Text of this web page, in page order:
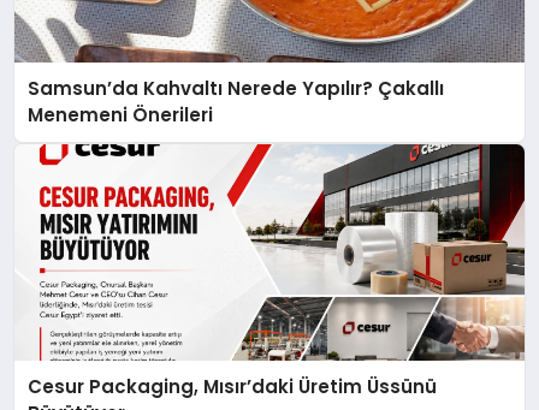
Samsun’da Kahvaltı Nerede Yapılır? Çakallı
Menemeni Önerileri
Cesur Packaging, Mısır’daki Üretim Üssünü